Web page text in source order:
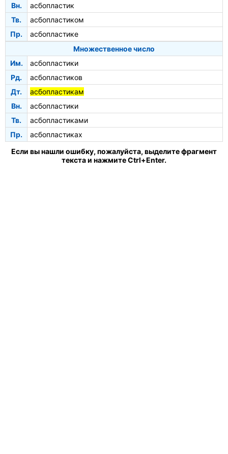
Вн.
асбопластик
Тв.
асбопластиком
Пр.
асбопластике
Множественное число
Им.
асбопластики
Рд.
асбопластиков
Дт.
асбопластикам
Вн.
асбопластики
Тв.
асбопластиками
Пр.
асбопластиках
Если вы нашли ошибку, пожалуйста, выделите фрагмент
текста и нажмите Ctrl+Enter.